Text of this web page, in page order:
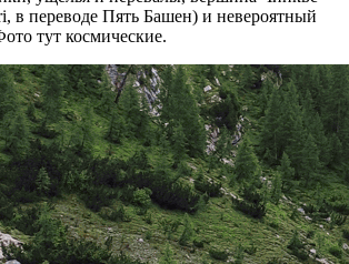
в переводе Пять Башен) и невероятный
тут космические.